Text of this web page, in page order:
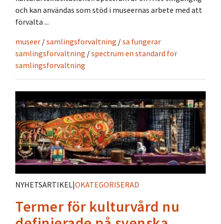
och kan användas som stöd i museernas arbete med att
förvalta ...
museer /samlingsforvaltning /sa fungerar
samlingsforvaltning /spectrum en standard for
samlingsforvaltning
NYHETSARTIKEL|OKATEGORISERAD
Termer för kulturvård nu